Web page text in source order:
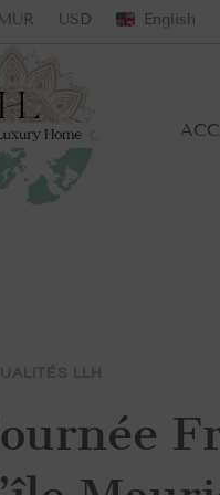
MUR USD English
LLH